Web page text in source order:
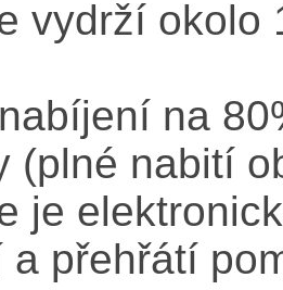
vydrží okolo
na
(plné nabití
je
a přehřátí